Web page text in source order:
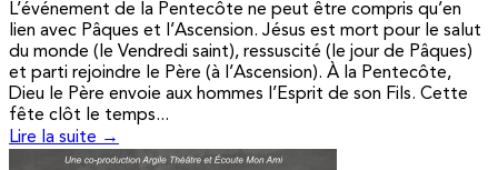
L’événement de la Pentecôte ne peut être compris qu’en
lien avec Pâques et l’Ascension. Jésus est mort pour le salut
du monde (le Vendredi saint), ressuscité (le jour de Pâques)
et parti rejoindre le Père (à l’Ascension). À la Pentecôte,
Dieu le Père envoie aux hommes l’Esprit de son Fils. Cette
fête clôt le temps...
Lire la suite →